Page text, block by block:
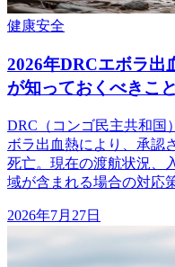
健康安全
2026年DRCエボラ出
が知っておくべきこと
DRC（コンゴ民主共和国
ボラ出血熱により、承認
死亡。現在の渡航状況、
域が含まれる場合の対応
2026年7月27日